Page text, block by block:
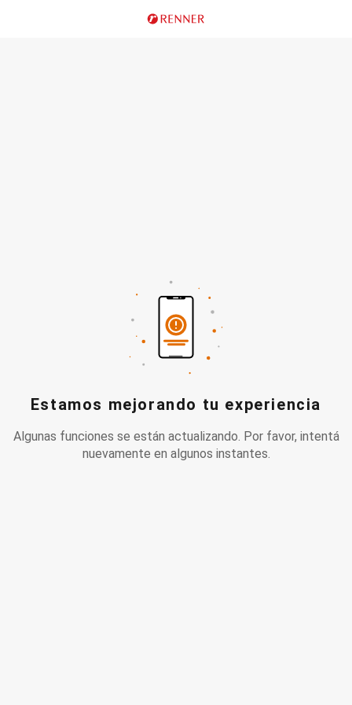
Estamos mejorando tu experiencia
Algunas funciones se están actualizando. Por favor, intentá
nuevamente en algunos instantes.